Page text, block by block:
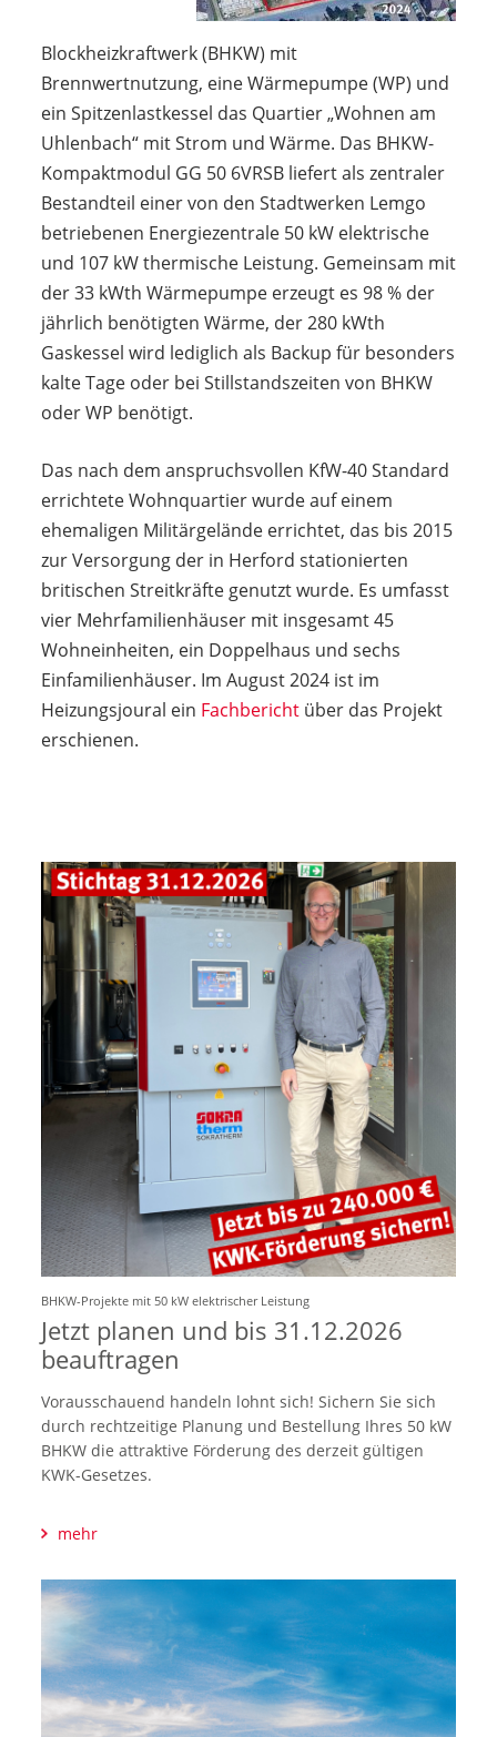
Blockheizkraftwerk (BHKW) mit
Brennwertnutzung, eine Wärmepumpe (WP) und
ein Spitzenlastkessel das Quartier „Wohnen am
Uhlenbach“ mit Strom und Wärme. Das BHKW-
Kompaktmodul GG 50 6VRSB liefert als zentraler
Bestandteil einer von den Stadtwerken Lemgo
betriebenen Energiezentrale 50 kW elektrische
und 107 kW thermische Leistung. Gemeinsam mit
der 33 kWth Wärmepumpe erzeugt es 98 % der
jährlich benötigten Wärme, der 280 kWth
Gaskessel wird lediglich als Backup für besonders
kalte Tage oder bei Stillstandszeiten von BHKW
oder WP benötigt.
Das nach dem anspruchsvollen KfW-40 Standard
errichtete Wohnquartier wurde auf einem
ehemaligen Militärgelände errichtet, das bis 2015
zur Versorgung der in Herford stationierten
britischen Streitkräfte genutzt wurde. Es umfasst
vier Mehrfamilienhäuser mit insgesamt 45
Wohneinheiten, ein Doppelhaus und sechs
Einfamilienhäuser. Im August 2024 ist im
Heizungsjoural ein Fachbericht über das Projekt
erschienen.
BHKW-Projekte mit 50 kW elektrischer Leistung
Jetzt planen und bis 31.12.2026
beauftragen
Vorausschauend handeln lohnt sich! Sichern Sie sich
durch rechtzeitige Planung und Bestellung Ihres 50 kW
BHKW die attraktive Förderung des derzeit gültigen
KWK-Gesetzes.
mehr